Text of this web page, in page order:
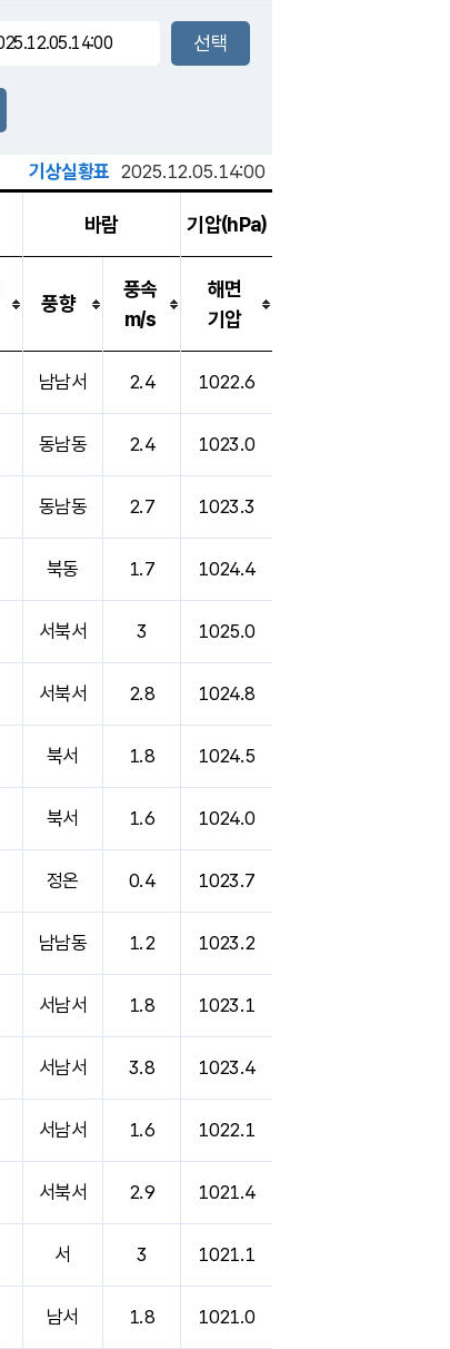
장호원
기상실황표 2025.12.05.14:00
바람 기압(hPa)
풍향
풍속
m/s
해면
기압
남남서 2.4 1022.6
동남동 2.4 1023.0
동남동 2.7 1023.3
북동 1.7 1024.4
서북서 3 1025.0
서북서 2.8 1024.8
북서 1.8 1024.5
북서 1.6 1024.0
정온 0.4 1023.7
남남동 1.2 1023.2
서남서 1.8 1023.1
서남서 3.8 1023.4
서남서 1.6 1022.1
서북서 2.9 1021.4
서 3 1021.1
남서 1.8 1021.0